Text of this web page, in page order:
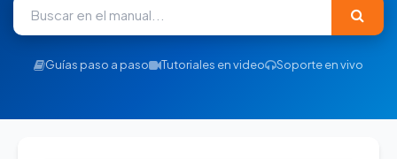
Guías paso a paso Tutoriales en video Soporte en vivo